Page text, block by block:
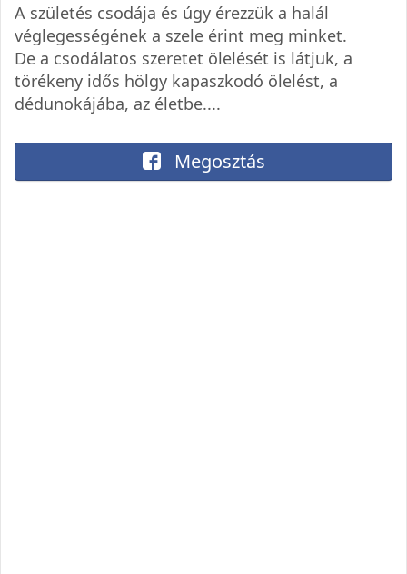
A születés csodája és úgy érezzük a halál
véglegességének a szele érint meg minket.
De a csodálatos szeretet ölelését is látjuk, a
törékeny idős hölgy kapaszkodó ölelést, a
dédunokájába, az életbe....
Megosztás